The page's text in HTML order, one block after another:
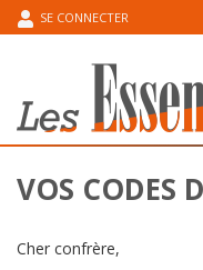
SE CONNECTER
VOS CODES
Cher confrère,